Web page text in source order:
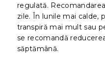
regulată.
zile. În lunile mai calde,
transpiră mai mult sau
se recomandă
săptămână.